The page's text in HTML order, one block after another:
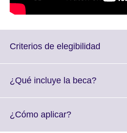
Criterios de elegibilidad
¿Qué incluye la beca?Click
¿Cómo aplicar?Click